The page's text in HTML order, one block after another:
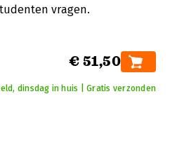
vragen.
€ 51,50
dinsdag in huis | Gratis verzonden